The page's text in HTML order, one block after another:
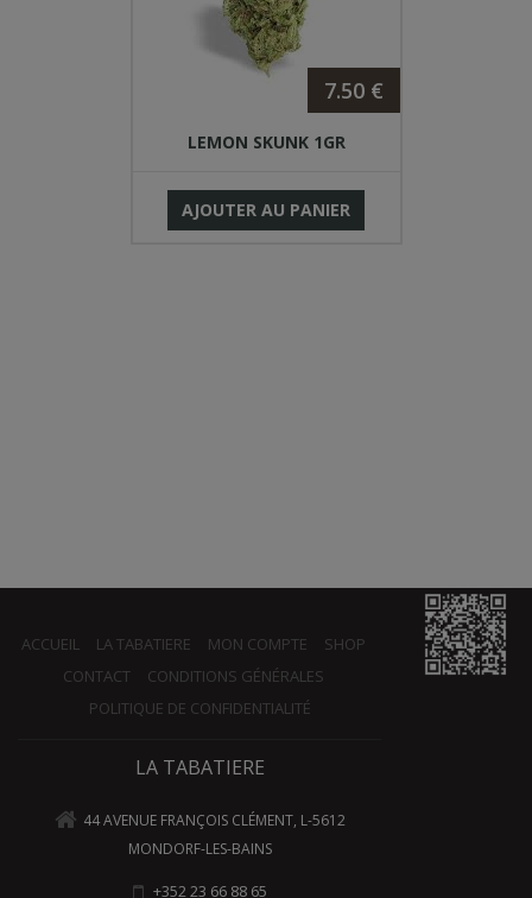
7.50 €
LEMON SKUNK 1GR
AJOUTER AU PANIER
ACCUEIL LA TABATIERE MON COMPTE
SHOP
CONTACT
CONDITIONS GÉNÉRALES
POLITIQUE DE CONFIDENTIALITÉ
LA TABATIERE
44 AVENUE FRANÇOIS CLÉMENT, L-5612
MONDORF-LES-BAINS
+352 23 66 88 65